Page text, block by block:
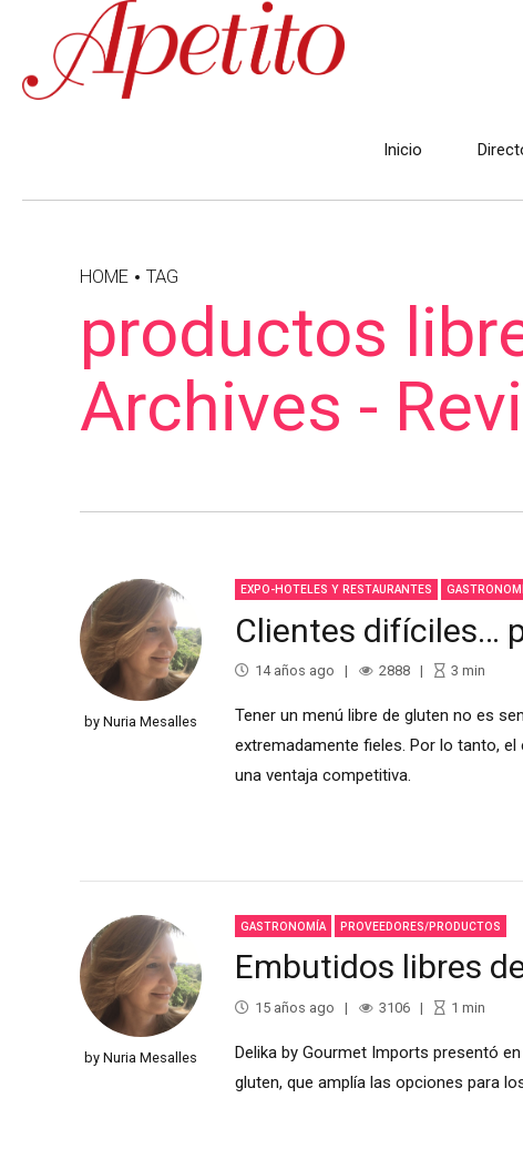
Inicio
HOME TAG
productos
Archives -
by Nuria Mesalles
EXPO-HOTELES Y RESTAURANTES
Clientes difíciles…
14 años ago 2888 3 min
Tener un menú libre de gluten no es
extremadamente fieles. Por lo tanto,
una ventaja competitiva.
by Nuria Mesalles
GASTRONOMÍA PROVEEDORES/PRODUCTOS
Embutidos libres
15 años ago 3106 1 min
Delika by Gourmet Imports presentó
gluten, que amplía las opciones para